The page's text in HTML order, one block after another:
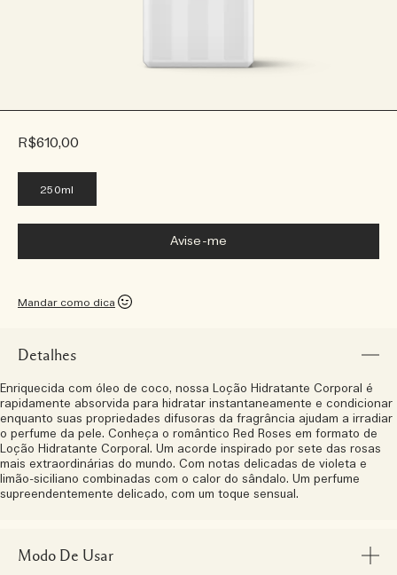
R$610,00
250ml
Avise-me
Mandar como dica
Detalhes
Enriquecida com óleo de coco, nossa Loção Hidratante Corporal é
rapidamente absorvida para hidratar instantaneamente e condicionar
enquanto suas propriedades difusoras da fragrância ajudam a irradiar
o perfume da pele. Conheça o romântico Red Roses em formato de
Loção Hidratante Corporal. Um acorde inspirado por sete das rosas
mais extraordinárias do mundo. Com notas delicadas de violeta e
limão-siciliano combinadas com o calor do sândalo. Um perfume
supreendentemente delicado, com um toque sensual.
Modo De Usar